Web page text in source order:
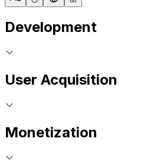
Development
User Acquisition
Monetization